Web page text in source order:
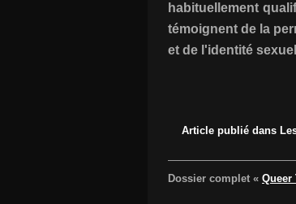
habituellement
témoignent de la
et de l'identité
Article publié dans
Dossier complet « Queer